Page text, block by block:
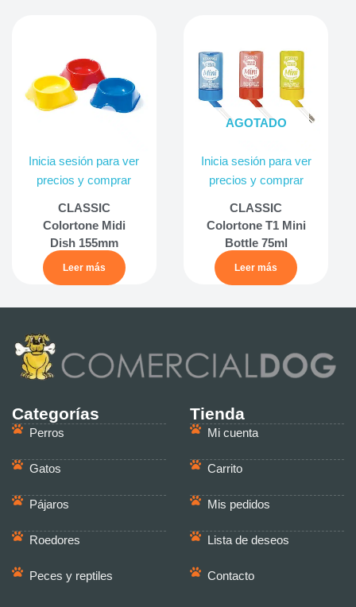
Inicia sesión para ver
precios y comprar
CLASSIC
Colortone Midi
Dish 155mm
Leer más
AGOTADO
Inicia sesión para ver
precios y comprar
CLASSIC
Colortone T1 Mini
Bottle 75ml
Leer más
Categorías
Perros
Gatos
Pájaros
Roedores
Peces y reptiles
Tienda
Mi cuenta
Carrito
Mis pedidos
Lista de deseos
Contacto